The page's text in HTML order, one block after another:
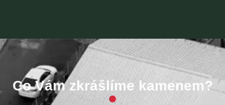
Co Vám zkrášlíme kamenem?